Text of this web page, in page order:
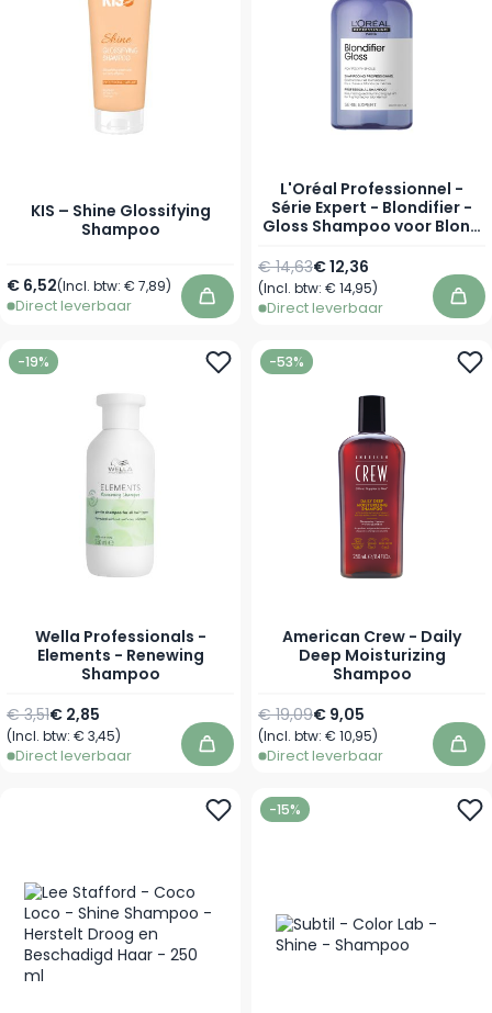
KIS – Shine Glossifying
Shampoo
Vanaf
€ 6,52(Incl. btw: € 7,89)
Direct leverbaar In winkelwagen
L'Oréal Professionnel -
Série Expert - Blondifier -
Gloss Shampoo voor Blond
Vanaf
€ 12,36
Normale prijs
€ 14,63
(Incl. btw: € 14,95)
Direct leverbaar In
-19%
Wella Professionals -
Elements - Renewing
Shampoo
Vanaf
€ 2,85
Normale prijs
€ 3,51
(Incl. btw: € 3,45)
Direct leverbaar In winkelwagen
-53%
American Crew - Daily
Deep Moisturizing
Shampoo
Vanaf
€ 9,05
Normale prijs
€ 19,09
(Incl. btw: € 10,95)
Direct leverbaar In
-15%